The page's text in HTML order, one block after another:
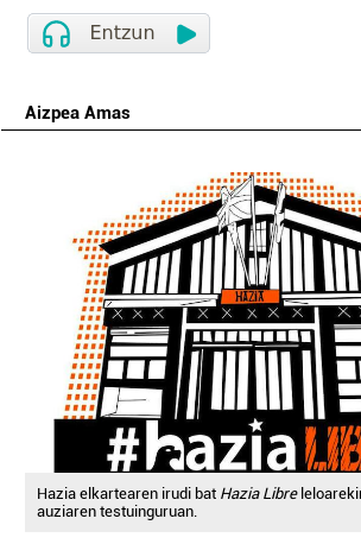
Aizpea Amas
Hazia elkartearen irudi bat Hazia Libre
auziaren testuinguruan.